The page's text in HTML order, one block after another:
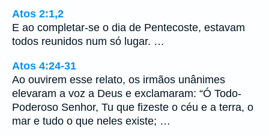
Atos 2:1,2
E ao completar-se o dia de Pentecoste, estavam
todos reunidos num só lugar. …
Atos 4:24-31
Ao ouvirem esse relato, os irmãos unânimes
elevaram a voz a Deus e exclamaram: “Ó Todo-
Poderoso Senhor, Tu que fizeste o céu e a terra, o
mar e tudo o que neles existe; …